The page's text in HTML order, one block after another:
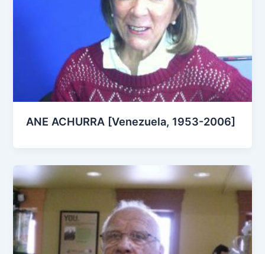
ANE ACHURRA [Venezuela, 1953-2006]